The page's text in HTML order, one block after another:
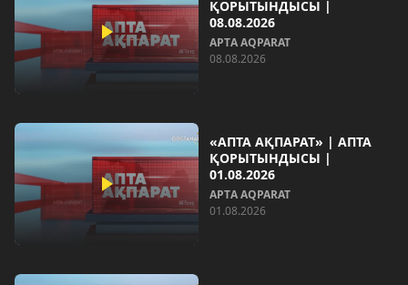
ҚОРЫТЫНДЫСЫ |
08.08.2026
AРТA AQPARAT
08.08.2026
«АПТА АҚПАРАТ» | АПТА
ҚОРЫТЫНДЫСЫ |
01.08.2026
AРТA AQPARAT
01.08.2026